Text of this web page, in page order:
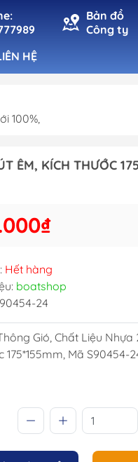
Bản đồ
Công ty
Cá
Đèn Pha
HỆ
100%,
ÊM, KÍCH THƯỚC
Hết hàng
boatshop
24
Gió, Chất Liệu Nhựa
175*155mm, Mã S90454-